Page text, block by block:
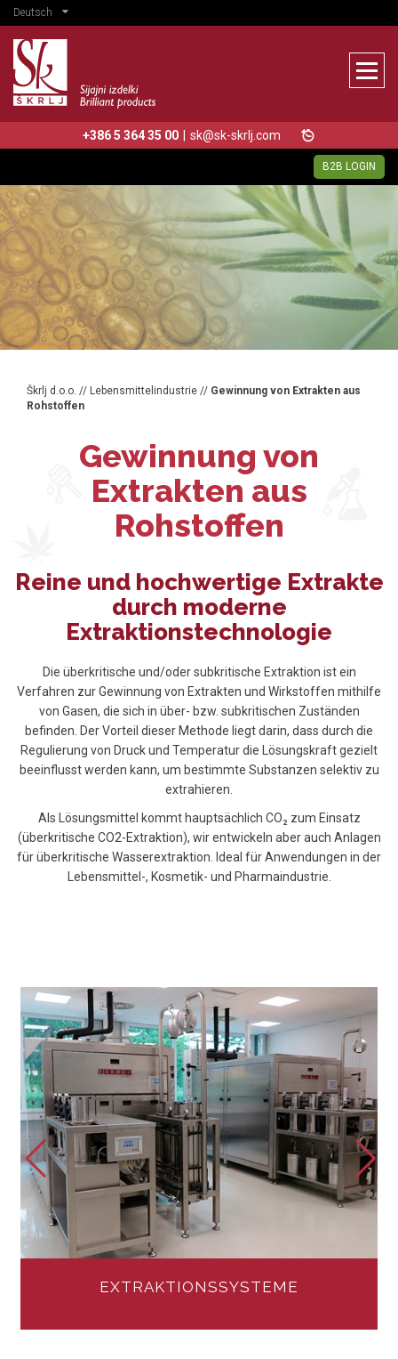
Deutsch
+386 5 364 35 00 | sk@sk-skrlj.com
B2B LOGIN
Škrlj d.o.o. // Lebensmittelindustrie // Gewinnung von Extrakten aus
Rohstoffen
Gewinnung von
Extrakten aus
Rohstoffen
Reine und hochwertige Extrakte
durch moderne
Extraktionstechnologie
Die überkritische und/oder subkritische Extraktion ist ein
Verfahren zur Gewinnung von Extrakten und Wirkstoffen mithilfe
von Gasen, die sich in über- bzw. subkritischen Zuständen
befinden. Der Vorteil dieser Methode liegt darin, dass durch die
Regulierung von Druck und Temperatur die Lösungskraft gezielt
beeinflusst werden kann, um bestimmte Substanzen selektiv zu
extrahieren.
Als Lösungsmittel kommt hauptsächlich CO₂ zum Einsatz
(überkritische CO2-Extraktion), wir entwickeln aber auch Anlagen
für überkritische Wasserextraktion. Ideal für Anwendungen in der
Lebensmittel-, Kosmetik- und Pharmaindustrie.
EXTRAKTIONSSYSTEME
Extraktionssysteme
Laborsysteme – Pilotsysteme –
Produktionssysteme
MEHR